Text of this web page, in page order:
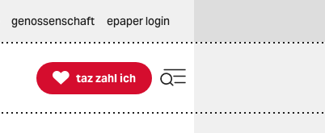
genossenschaft epaper login

taz zahl ich
taz zahl ich